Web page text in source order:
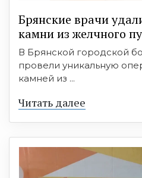
Брянские врачи
камни из желчного
В Брянской городской
провели уникальную
камней из ...
Читать далее